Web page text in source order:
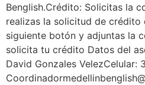
Benglish.Crédito: Solicitas la
realizas la solicitud de crédito
siguiente botón y adjuntas la
solicita tu crédito Datos del
David Gonzales VelezCelular: